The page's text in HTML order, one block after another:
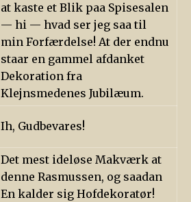
at kaste et Blik paa Spisesalen
— hi — hvad ser jeg saa til
min Forfærdelse! At der endnu
staar en gammel afdanket
Dekoration fra
Klejnsmedenes Jubilæum.
Ih, Gudbevares!
Det mest ideløse Makværk at
denne Rasmussen, og saadan
En kalder sig Hofdekoratør!